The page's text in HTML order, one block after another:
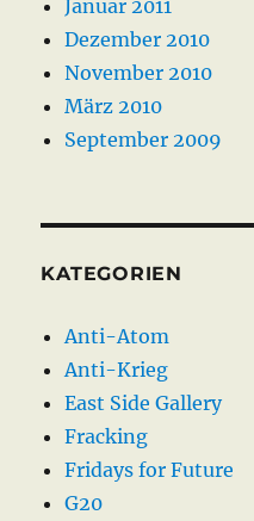
Januar 2011
Dezember 2010
November 2010
März 2010
September 2009
KATEGORIEN
Anti-Atom
Anti-Krieg
East Side Gallery
Fracking
Fridays for Future
G20